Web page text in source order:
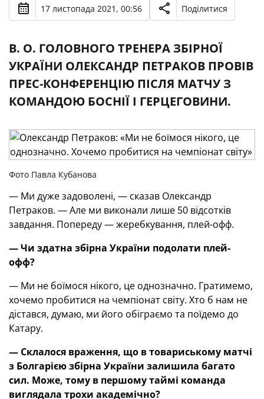
17 листопада 2021, 00:56 Поділитися
В. О. ГОЛОВНОГО ТРЕНЕРА ЗБІРНОЇ
УКРАЇНИ ОЛЕКСАНДР ПЕТРАКОВ ПРОВІВ
ПРЕС-КОНФЕРЕНЦІЮ ПІСЛЯ МАТЧУ З
КОМАНДОЮ БОСНІЇ І ГЕРЦЕГОВИНИ.
Фото Павла Кубанова
— Ми дуже задоволені, — сказав Олександр
Петраков. — Але ми виконали лише 50 відсотків
завдання. Попереду — жеребкування, плей-офф.
— Чи здатна збірна України подолати плей-
офф?
— Ми не боїмося нікого, це однозначно. Гратимемо,
хочемо пробитися на чемпіонат світу. Хто б нам не
дістався, думаю, ми його обіграємо та поїдемо до
Катару.
— Склалося враження, що в товариському матчі
з Болгарією збірна України залишила багато
сил. Може, тому в першому таймі команда
виглядала трохи академічно?